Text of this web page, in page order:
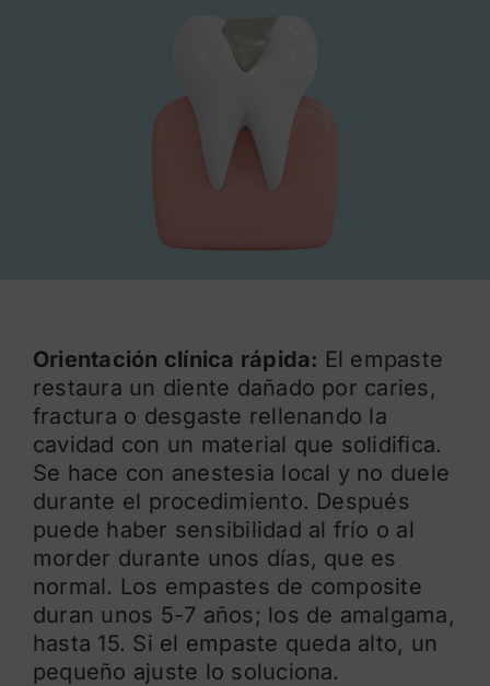
Orientación clínica rápida: El empaste
restaura un diente dañado por caries,
fractura o desgaste rellenando la
cavidad con un material que solidifica.
Se hace con anestesia local y no duele
durante el procedimiento. Después
puede haber sensibilidad al frío o al
morder durante unos días, que es
normal. Los empastes de composite
duran unos 5-7 años; los de amalgama,
hasta 15. Si el empaste queda alto, un
pequeño ajuste lo soluciona.